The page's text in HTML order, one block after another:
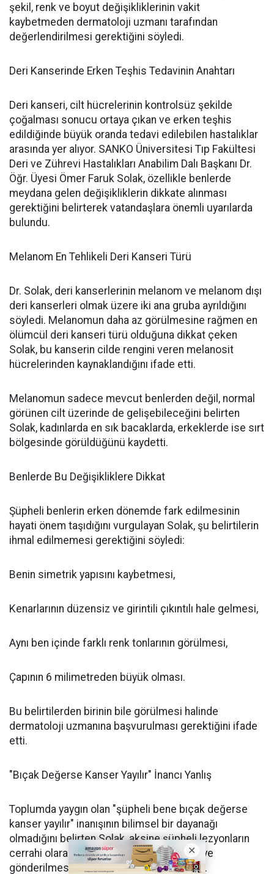
şekil, renk ve boyut değişikliklerinin vakit
kaybetmeden dermatoloji uzmanı tarafından
değerlendirilmesi gerektiğini söyledi.
Deri Kanserinde Erken Teşhis Tedavinin Anahtarı
Deri kanseri, cilt hücrelerinin kontrolsüz şekilde
çoğalması sonucu ortaya çıkan ve erken teşhis
edildiğinde büyük oranda tedavi edilebilen hastalıklar
arasında yer alıyor. SANKO Üniversitesi Tıp Fakültesi
Deri ve Zührevi Hastalıkları Anabilim Dalı Başkanı Dr.
Öğr. Üyesi Ömer Faruk Solak, özellikle benlerde
meydana gelen değişikliklerin dikkate alınması
gerektiğini belirterek vatandaşlara önemli uyarılarda
bulundu.
Melanom En Tehlikeli Deri Kanseri Türü
Dr. Solak, deri kanserlerinin melanom ve melanom dışı
deri kanserleri olmak üzere iki ana gruba ayrıldığını
söyledi. Melanomun daha az görülmesine rağmen en
ölümcül deri kanseri türü olduğuna dikkat çeken
Solak, bu kanserin cilde rengini veren melanosit
hücrelerinden kaynaklandığını ifade etti.
Melanomun sadece mevcut benlerden değil, normal
görünen cilt üzerinde de gelişebileceğini belirten
Solak, kadınlarda en sık bacaklarda, erkeklerde ise sırt
bölgesinde görüldüğünü kaydetti.
Benlerde Bu Değişikliklere Dikkat
Şüpheli benlerin erken dönemde fark edilmesinin
hayati önem taşıdığını vurgulayan Solak, şu belirtilerin
ihmal edilmemesi gerektiğini söyledi:
Benin simetrik yapısını kaybetmesi,
Kenarlarının düzensiz ve girintili çıkıntılı hale gelmesi,
Aynı ben içinde farklı renk tonlarının görülmesi,
Çapının 6 milimetreden büyük olması.
Bu belirtilerden birinin bile görülmesi halinde
dermatoloji uzmanına başvurulması gerektiğini ifade
etti.
"Bıçak Değerse Kanser Yayılır" İnancı Yanlış
Toplumda yaygın olan "şüpheli bene bıçak değerse
kanser yayılır" inanışının bilimsel bir dayanağı
olmadığını belirten Solak, aksine şüpheli lezyonların
cerrahi olarak çıkarılıp patolojik incelemeye
gönderilmesinin hayat kurtardığını söyledi.